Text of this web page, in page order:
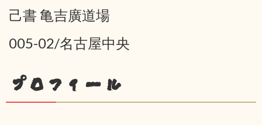
己書 亀吉廣道場
005-02/名古屋中央
プロフィール